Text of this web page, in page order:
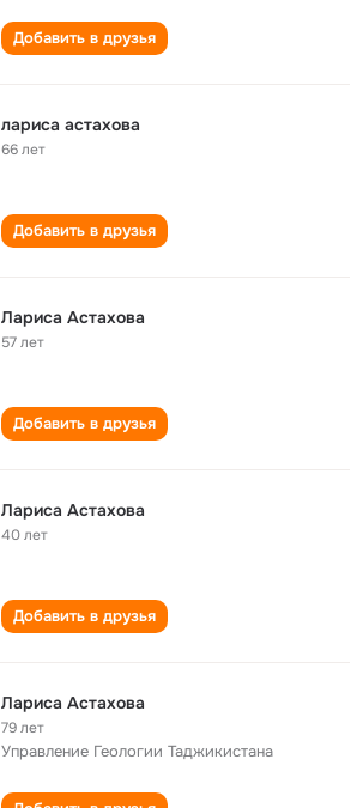
Добавить в друзья
лариса астахова
66 лет
Добавить в друзья
Лариса Астахова
57 лет
Добавить в друзья
Лариса Астахова
40 лет
Добавить в друзья
Лариса Астахова
79 лет
Управление Геологии Таджикистана